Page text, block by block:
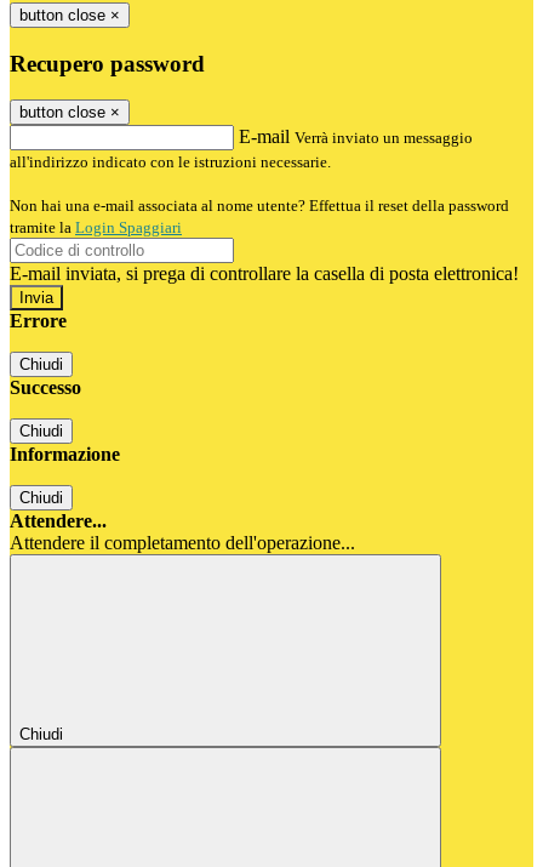
button close ×
Recupero password
button close ×
E-mail Verrà inviato un messaggio
all'indirizzo indicato con le istruzioni necessarie.
Non hai una e-mail associata al nome utente? Effettua il reset della password
tramite la Login Spaggiari
E-mail inviata, si prega di controllare la casella di posta elettronica!
Errore
Chiudi
Successo
Chiudi
Informazione
Chiudi
Attendere...
Attendere il completamento dell'operazione...
Chiudi